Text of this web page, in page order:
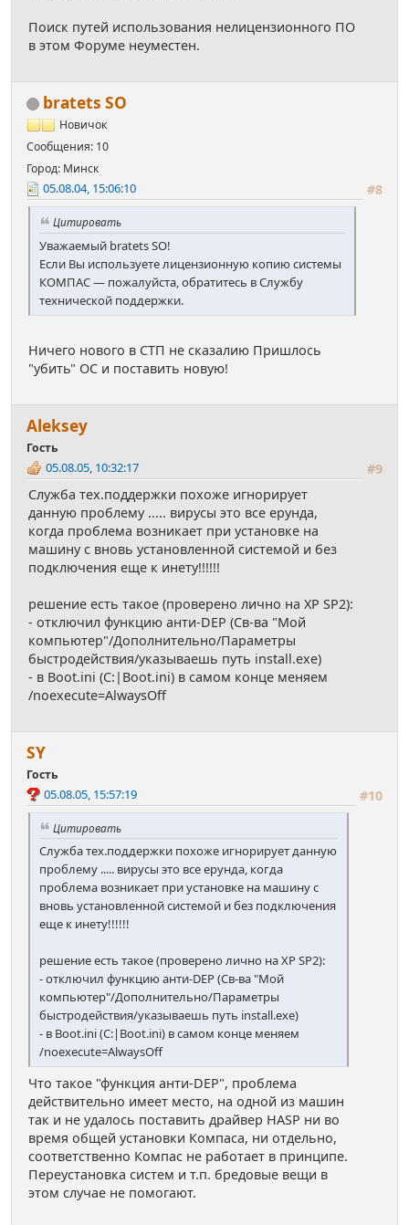
Поиск путей использования нелицензионного ПО
в этом Форуме неуместен.
bratets SO
Новичок
Сообщения: 10
Город: Минск
#8
05.08.04, 15:06:10
Цитировать
Уважаемый bratets SO!
Если Вы используете лицензионную копию системы
КОМПАС — пожалуйста, обратитесь в Службу
технической поддержки.
Ничего нового в СТП не сказалию Пришлось
"убить" ОС и поставить новую!
Аleksey
Гость
#9
05.08.05, 10:32:17
Служба тех.поддержки похоже игнорирует
данную проблему ..... вирусы это все ерунда,
когда проблема возникает при установке на
машину с вновь установленной системой и без
подключения еще к инету!!!!!!
решение есть такое (проверено лично на XP SP2):
- отключил функцию анти-DEP (Св-ва "Мой
компьютер"/Дополнительно/Параметры
быстродействия/указываешь путь install.exe)
- в Boot.ini (C:|Boot.ini) в самом конце меняем
/noexecute=AlwaysOff
SY
Гость
#10
05.08.05, 15:57:19
Цитировать
Служба тех.поддержки похоже игнорирует данную
проблему ..... вирусы это все ерунда, когда
проблема возникает при установке на машину с
вновь установленной системой и без подключения
еще к инету!!!!!!
решение есть такое (проверено лично на XP SP2):
- отключил функцию анти-DEP (Св-ва "Мой
компьютер"/Дополнительно/Параметры
быстродействия/указываешь путь install.exe)
- в Boot.ini (C:|Boot.ini) в самом конце меняем
/noexecute=AlwaysOff
Что такое "функция анти-DEP", проблема
действительно имеет место, на одной из машин
так и не удалось поставить драйвер HASP ни во
время общей установки Компаса, ни отдельно,
соответственно Компас не работает в принципе.
Переустановка систем и т.п. бредовые вещи в
этом случае не помогают.